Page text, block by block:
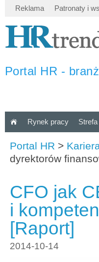
Reklama Patronaty i
Portal HR -
Rynek pracy
Portal HR >
dyrektorów
CFO jak
i
[Raport]
2014-10-14